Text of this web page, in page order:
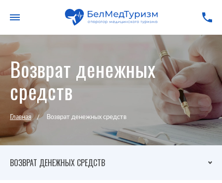
Возврат денежных
средств
Главная Возврат денежных средств
ВОЗВРАТ ДЕНЕЖНЫХ СРЕДСТВ